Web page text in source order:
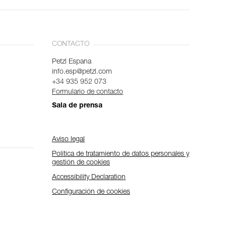
CONTACTO
Petzl Espana
info.esp@petzl.com
+34 935 952 073
Formulario de contacto
Sala de prensa
Aviso legal
Política de tratamiento de datos personales y
gestión de cookies
Accessibility Declaration
Configuración de cookies